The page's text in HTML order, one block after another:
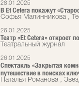
28.01.2025
В Et Сetera покажут
Софья Малинникова ,
26.01.2025
Театр «Et Cetera» откроет
Театральный журнал
26.01.2025
Спектакль «Закрытая
путешествие в поисках
Наталья Романова ,